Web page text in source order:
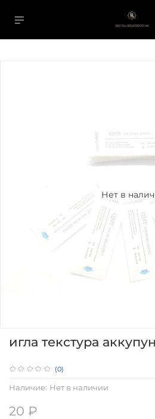
Нет в
(0)
Наличие: Нет в наличии
игла текстура
20 ₽